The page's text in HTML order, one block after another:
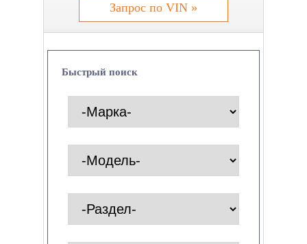
Запрос по VIN »
Быстрый поиск